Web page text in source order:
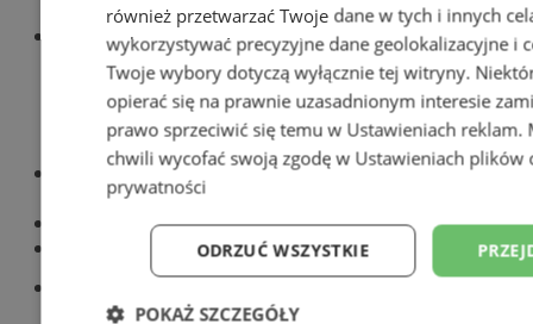
Wiadomości sportowe
Optyk, okulista
Zabrze
Największy sklep z częściami online!
Książeczka sanepidowska
również przetwarzać Twoje dane w tych i innych
wykorzystywać precyzyjne dane geolokalizacyjne i
Twoje wybory dotyczą wyłącznie tej witryny.
opierać się na prawnie uzasadnionym interesie
prawo sprzeciwić się temu w Ustawieniach reklam.
chwili wycofać swoją zgodę w Ustawieniach plików
prywatności
ODRZUĆ WSZYSTKIE
POKAŻ SZCZEGÓŁY